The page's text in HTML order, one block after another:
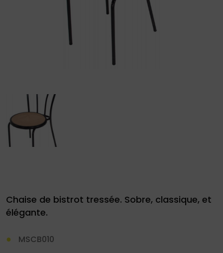
Chaise de bistrot tressée. Sobre, classique, et
élégante.
MSCB010
devis
50 |